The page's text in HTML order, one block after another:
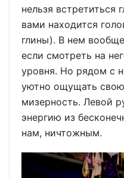
нельзя встретиться
вами находится
глины). В нем
если смотреть на
уровня. Но рядом с
уютно ощущать
мизерность. Левой
энергию из
нам, ничтожным.